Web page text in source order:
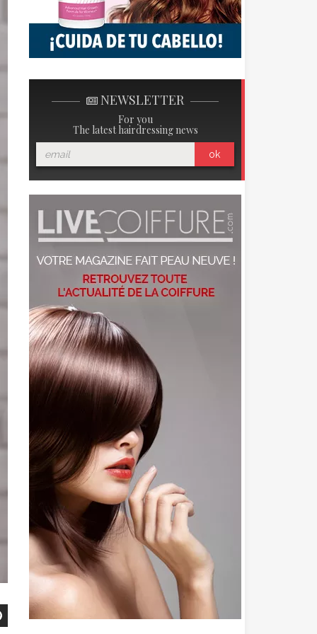
NEWSLETTER
For you
The latest hairdressing news
ok